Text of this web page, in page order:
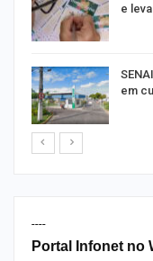
e
em
----
Portal Infonet no